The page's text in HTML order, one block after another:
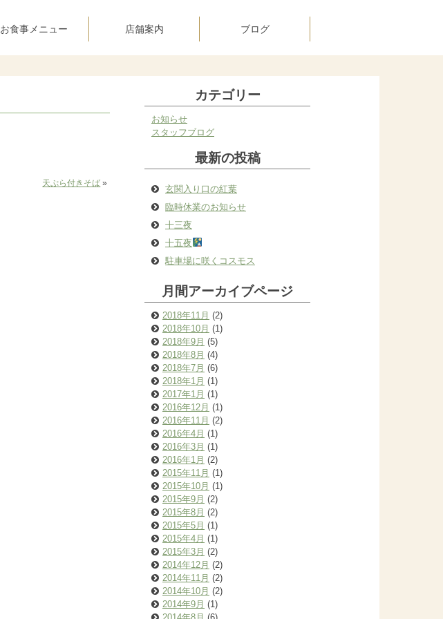
お食事メニュー 店舗案内 ブログ
天ぷら付きそば »
カテゴリー
お知らせ
スタッフブログ
最新の投稿
玄関入り口の紅葉
臨時休業のお知らせ
十三夜
十五夜
駐車場に咲くコスモス
月間アーカイブページ
2018年11月 (2)
2018年10月 (1)
2018年9月 (5)
2018年8月 (4)
2018年7月 (6)
2018年1月 (1)
2017年1月 (1)
2016年12月 (1)
2016年11月 (2)
2016年4月 (1)
2016年3月 (1)
2016年1月 (2)
2015年11月 (1)
2015年10月 (1)
2015年9月 (2)
2015年8月 (2)
2015年5月 (1)
2015年4月 (1)
2015年3月 (2)
2014年12月 (2)
2014年11月 (2)
2014年10月 (2)
2014年9月 (1)